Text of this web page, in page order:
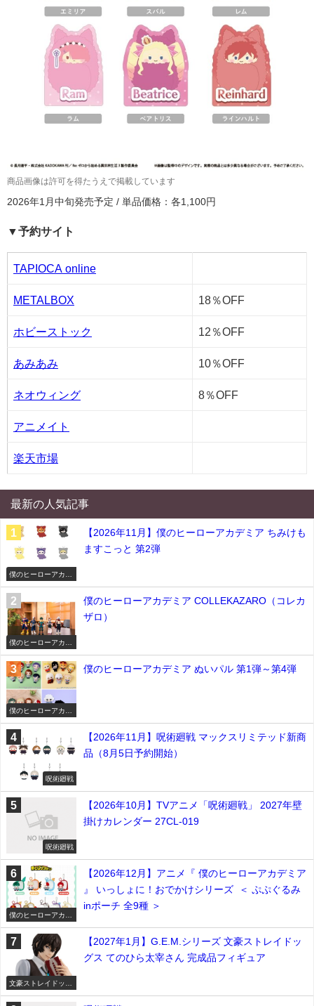
商品画像は許可を得たうえで掲載しています
2026年1月中旬発売予定 / 単品価格：各1,100円
▼予約サイト
TAPIOCA online
METALBOX 18％OFF
ホビーストック 12％OFF
あみあみ 10％OFF
ネオウィング 8％OFF
アニメイト
楽天市場
最新の人気記事
僕のヒーローアカデ
【2026年11月】僕のヒーローアカデミア ちみけも
ますこっと 第2弾
僕のヒーローアカデ
僕のヒーローアカデミア COLLEKAZARO（コレカ
ザロ）
僕のヒーローアカデ
僕のヒーローアカデミア ぬいパル 第1弾～第4弾
呪術廻戦
【2026年11月】呪術廻戦 マックスリミテッド新商
品（8月5日予約開始）
呪術廻戦
【2026年10月】TVアニメ「呪術廻戦」 2027年壁
掛けカレンダー 27CL-019
僕のヒーローアカデ
【2026年12月】アニメ『 僕のヒーローアカデミア
』 いっしょに！おでかけシリーズ ＜ ぷぷぐるみ
inポーチ 全9種 ＞
文豪ストレイドッグ
【2027年1月】G.E.M.シリーズ 文豪ストレイドッ
グス てのひら太宰さん 完成品フィギュア